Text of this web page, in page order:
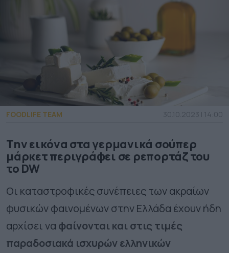
FOODLIFE TEAM 30.10.2023 | 14:00
Την εικόνα στα γερμανικά σούπερ
μάρκετ περιγράφει σε ρεπορτάζ του
το DW
Οι καταστροφικές συνέπειες των ακραίων
φυσικών φαινομένων στην Ελλάδα έχουν ήδη
αρχίσει να φαίνονται και στις τιμές
παραδοσιακά ισχυρών ελληνικών